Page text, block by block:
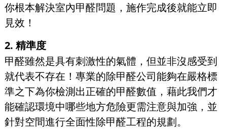
你根本解決室內甲醛問題，施作完成後就能立即
見效！
2. 精準度
甲醛雖然是具有刺激性的氣體，但並非沒感受到
就代表不存在！專業的除甲醛公司能夠在嚴格標
準之下為你檢測出正確的甲醛數值，藉此我們才
能確認環境中哪些地方危險更需注意與加強，並
針對空間進行全面性除甲醛工程的規劃。